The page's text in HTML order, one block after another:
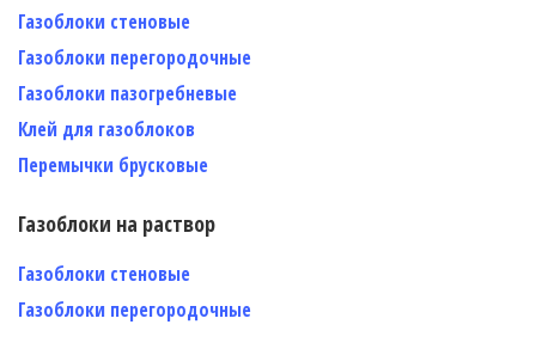
Газоблоки стеновые
Газоблоки перегородочные
Газоблоки пазогребневые
Клей для газоблоков
Перемычки брусковые
Газоблоки на раствор
Газоблоки стеновые
Газоблоки перегородочные